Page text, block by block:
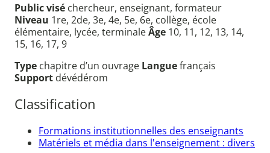
Public visé chercheur, enseignant, formateur
Niveau 1re, 2de, 3e, 4e, 5e, 6e, collège, école
élémentaire, lycée, terminaleÂge 10, 11, 12, 13, 14,
15, 16, 17, 9
Type chapitre d’un ouvrage Languefrançais
Support dévédérom
Classification
Formations institutionnelles des enseignants
Matériels et média dans l'enseignement : divers